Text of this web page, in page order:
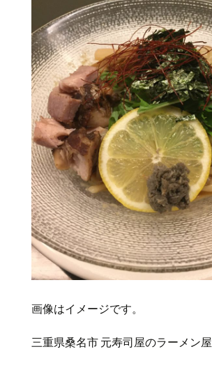
画像はイメージです。
三重県桑名市 元寿司屋のラーメン屋